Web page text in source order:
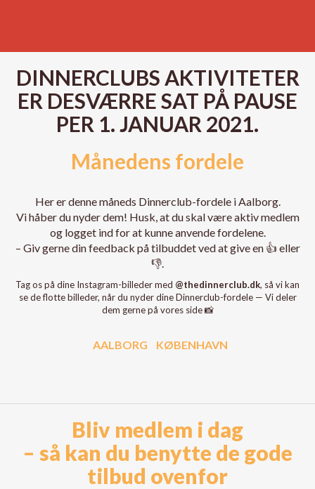
DINNERCLUBS AKTIVITETER
ER DESVÆRRE SAT PÅ PAUSE
PER 1. JANUAR 2021.
Månedens fordele
Her er denne måneds Dinnerclub-fordele i Aalborg.
Vi håber du nyder dem! Husk, at du skal være aktiv medlem
og logget ind for at kunne anvende fordelene.
– Giv gerne din feedback på tilbuddet ved at give en 👍 eller
👎.
Tag os på dine Instagram-billeder med @thedinnerclub.dk, så vi kan
se de flotte billeder, når du nyder dine Dinnerclub-fordele — Vi deler
dem gerne på vores side 📸
AALBORG KØBENHAVN
Bliv medlem i dag
– så kan du benytte de gode
tilbud ovenfor